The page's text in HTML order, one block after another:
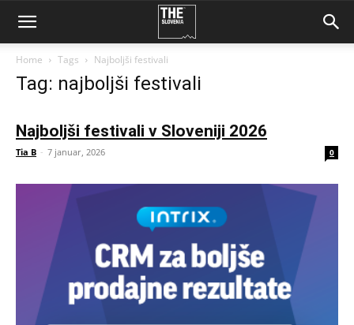
Home Tags Najboljši festivali
Tag: najboljši festivali
Najboljši festivali v Sloveniji 2026
Tia B - 7 januar, 2026 0